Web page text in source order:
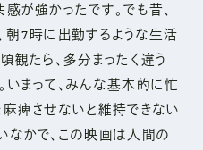
が強かったです。でも昔、
朝7時に出勤するような生活
観たら、多分まったく違う
いまって、みんな基本的に忙
麻痺させないと維持できない
なかで、この映画は人間の